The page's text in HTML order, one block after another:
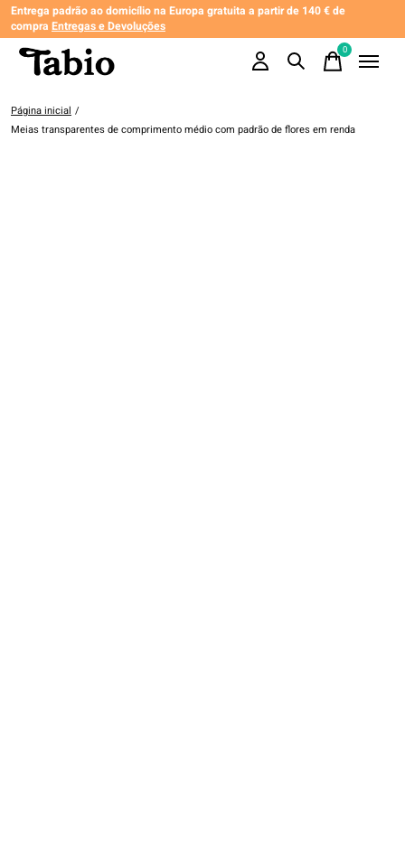
Entrega padrão ao domicílio na Europa gratuita a partir de 140 € de
compra Entregas e Devoluções
0items
Página inicial /
Meias transparentes de comprimento médio com padrão de flores em renda